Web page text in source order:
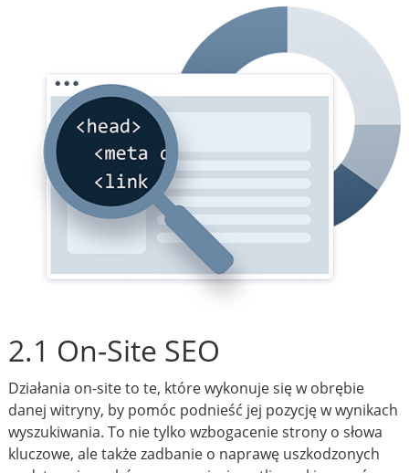
2.1 On-Site SEO
Działania on-site to te, które wykonuje się w obrębie
danej witryny, by pomóc podnieść jej pozycję w wynikach
wyszukiwania. To nie tylko wzbogacenie strony o słowa
kluczowe, ale także zadbanie o naprawę uszkodzonych